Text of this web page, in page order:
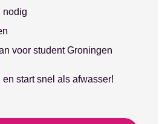
nodig
voor student Groningen
start snel als afwasser!